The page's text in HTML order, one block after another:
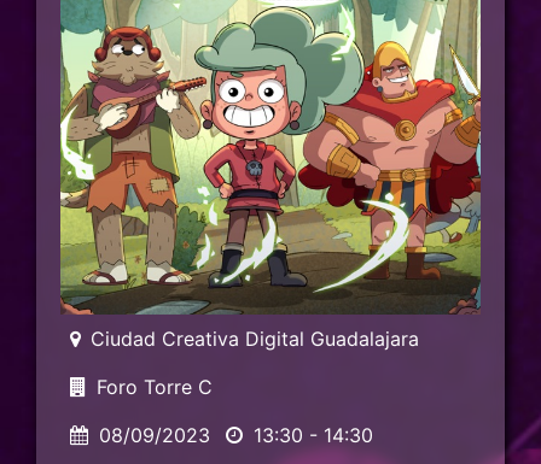
Ciudad Creativa Digital Guadalajara
Foro Torre C
08/09/2023
13:30 - 14:30